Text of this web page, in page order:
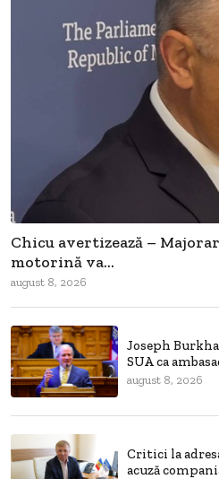
Chicu avertizează –
motorină va...
august 8, 2026
Joseph
SUA ca
august 8, 2026
Critici la
acuză